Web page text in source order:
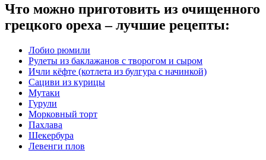
Что можно приготовить из очищенного
грецкого ореха – лучшие рецепты:
Лобио рюмили
Рулеты из баклажанов с творогом и сыром
Ичли кёфте (котлета из булгура с начинкой)
Сациви из курицы
Мутаки
Гурули
Морковный торт
Пахлава
Шекербура
Левенги плов